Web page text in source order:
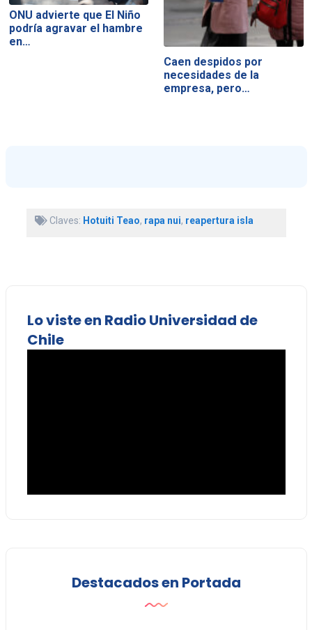
ONU advierte que El Niño
podría agravar el hambre
en…
Caen despidos por
necesidades de la
empresa, pero…
Claves: Hotuiti Teao, rapa nui, reapertura isla
Lo viste en Radio Universidad de
Chile
Destacados en Portada